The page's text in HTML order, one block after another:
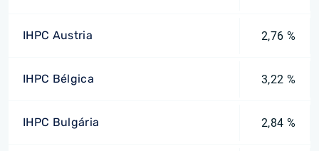
IHPC Austria 2,76 %
IHPC Bélgica 3,22 %
IHPC Bulgária 2,84 %